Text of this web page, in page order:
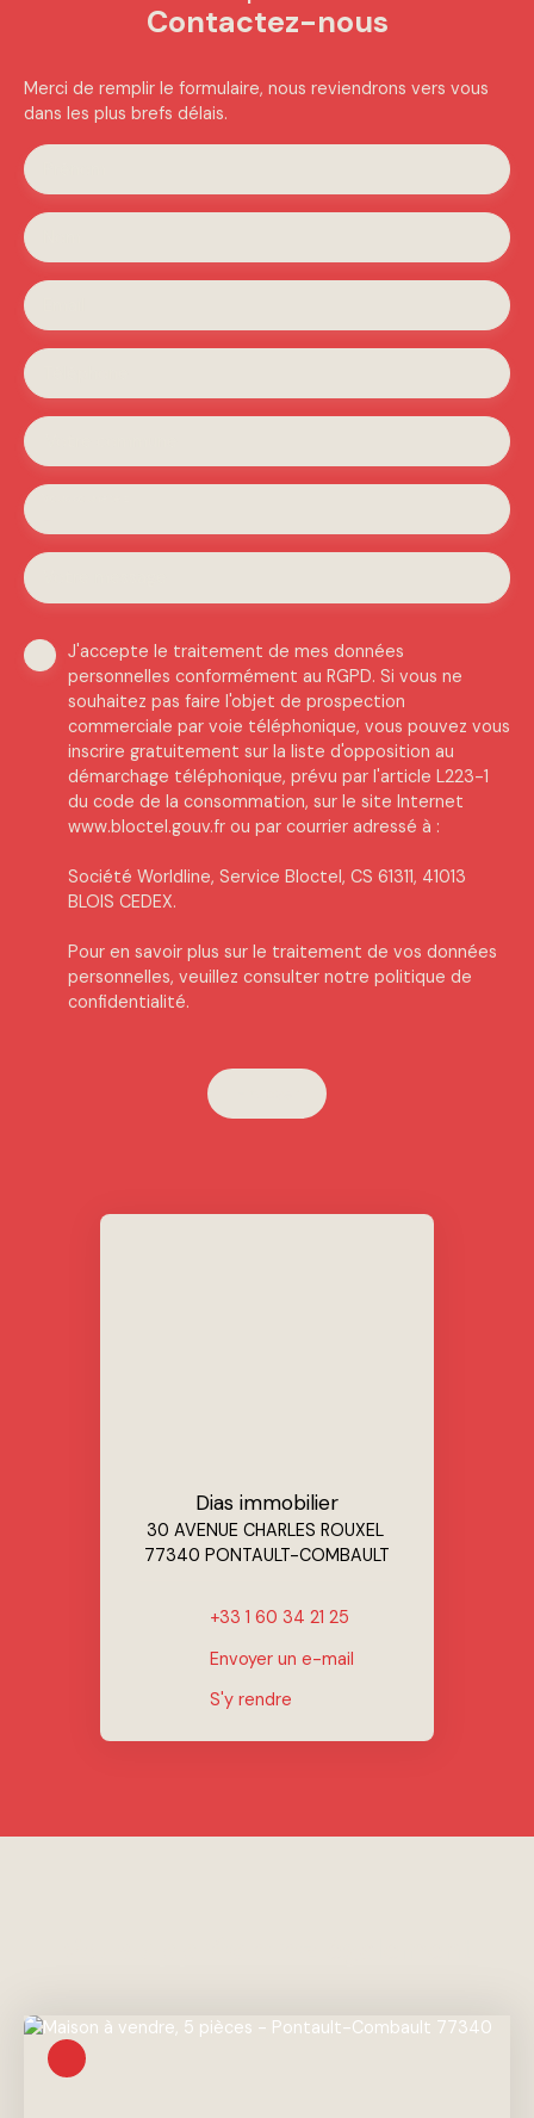
Contactez-nous
Merci de remplir le formulaire, nous reviendrons vers vous
dans les plus brefs délais.
J'accepte le traitement de mes données
personnelles conformément au RGPD. Si vous ne
souhaitez pas faire l'objet de prospection
commerciale par voie téléphonique, vous pouvez vous
inscrire gratuitement sur la liste d'opposition au
démarchage téléphonique, prévu par l'article L223-1
du code de la consommation, sur le site Internet
www.bloctel.gouv.fr ou par courrier adressé à :
Société Worldline, Service Bloctel, CS 61311, 41013
BLOIS CEDEX.
Pour en savoir plus sur le traitement de vos données
personnelles, veuillez consulter notre politique de
confidentialité.
Dias immobilier
30 AVENUE CHARLES ROUXEL
77340 PONTAULT-COMBAULT
+33 1 60 34 21 25
Envoyer un e-mail
S'y rendre